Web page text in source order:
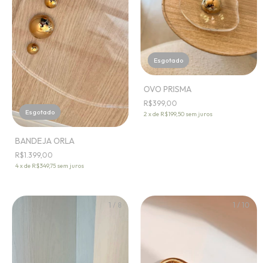
Esgotado
BANDEJA ORLA
R$1.399,00
4xde R$349,75 sem juros
Esgotado
OVO PRISMA
R$399,00
2 xde R$199,50 sem juros
1 / 8 1 / 10